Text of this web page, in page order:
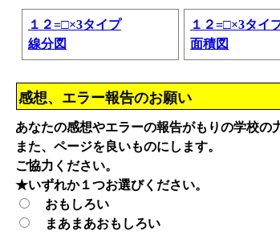
１２=□×3タイプ
線分図
１２=□×3タイ
面積図
感想、エラー報告のお願い
あなたの感想やエラーの報告がもりの学校の
また、ページを良いものにします。
ご協力ください。
★いずれか１つお選びください。
おもしろい
まあまあおもしろい